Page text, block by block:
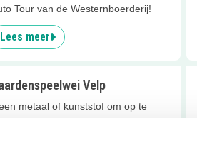
Tour van de Westernboerderij!
Lees meer
Velp
metaal of kunststof om op te
maar hout, modder en